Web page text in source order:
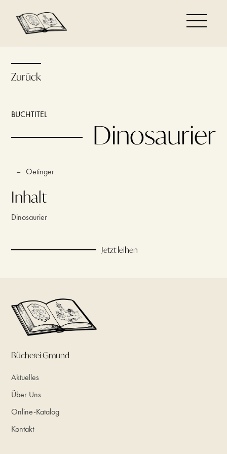
Zurück
BUCHTITEL
Dinosaurier
– Oetinger
Inhalt
Dinosaurier
Jetzt leihen
Bücherei Gmund
Aktuelles
Über Uns
Online-Katalog
Kontakt